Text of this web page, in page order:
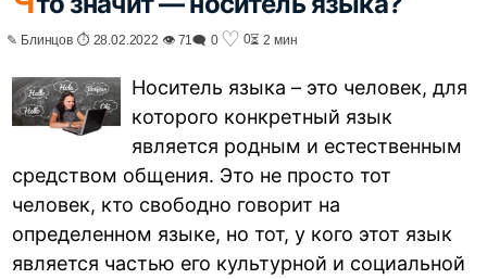
✎ Блинцов ⏱ 28.02.2022 👁 71🗨 0 ♡ 0⏳ 2 мин
Носитель языка – это человек, для
которого конкретный язык
является родным и естественным
средством общения. Это не просто тот
человек, кто свободно говорит на
определенном языке, но тот, у кого этот язык
является частью его культурной и социальной